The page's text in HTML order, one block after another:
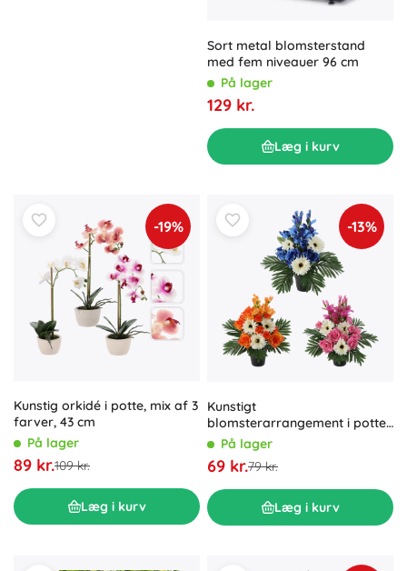
Sort metal blomsterstand
med fem niveauer 96 cm
På lager
129 kr.
Læg i kurv
-19%
Kunstig orkidé i potte, mix af 3
farver, 43 cm
På lager
89 kr.109 kr.
Læg i kurv
-13%
Kunstigt
blomsterarrangement i potte
43 cm, farvemix
På lager
69 kr.79 kr.
Læg i kurv